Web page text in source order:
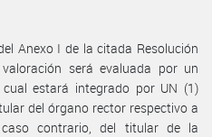
Anexo I de la citada Resolución
será evaluada por un
cual estará integrado por UN (1)
del órgano rector respectivo a
contrario, del titular de la